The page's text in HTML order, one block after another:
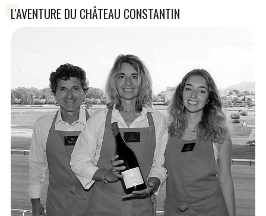
L'AVENTURE DU CHÂTEAU CONSTANTIN